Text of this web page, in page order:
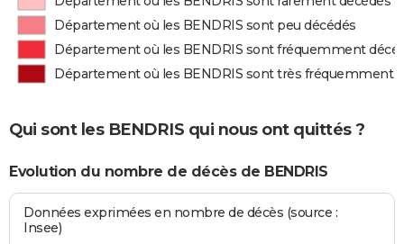
Département où les BENDRIS sont peu décédés
Département où les BENDRIS sont fréquemment
Département où les BENDRIS sont très fréquemment
Qui sont les BENDRIS qui nous ont quittés ?
Evolution du nombre de décès de BENDRIS
Données exprimées en nombre de décès (source :
Insee)